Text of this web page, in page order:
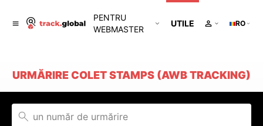
PENTRU
WEBMASTER
UTILE RO
URMĂRIRE COLET STAMPS (AWB TRACKING)